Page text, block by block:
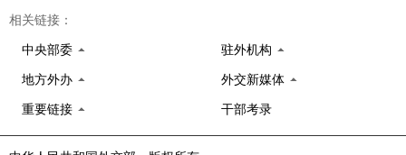
相关链接：
中央部委 驻外机构
地方外办 外交新媒体
重要链接 干部考录